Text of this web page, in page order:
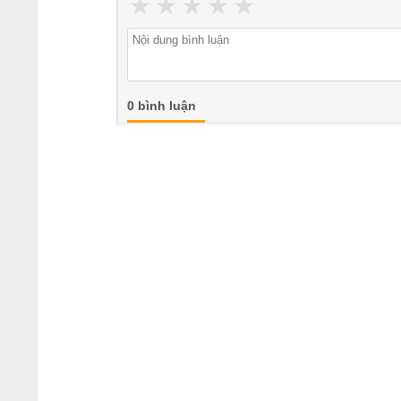
★
★
★
★
★
0 bình luận